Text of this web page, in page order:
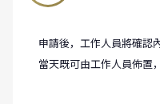
申請後，工作人員將確認
當天既可由工作人員佈置